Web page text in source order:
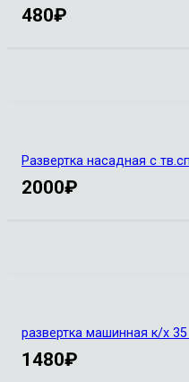
480₽
Развертка насадная с
2000₽
развертка машинная к/х
1480₽